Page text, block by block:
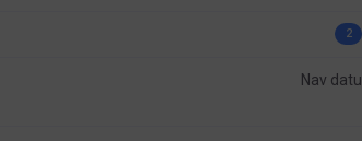
2
Nav datu